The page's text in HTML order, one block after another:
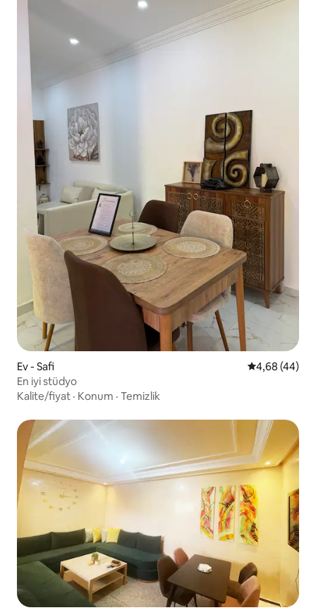
Ev - Safi 5 üzerinden
4,68 (44)
En iyi stüdyo
Kalite/fiyat · Konum · Temizlik